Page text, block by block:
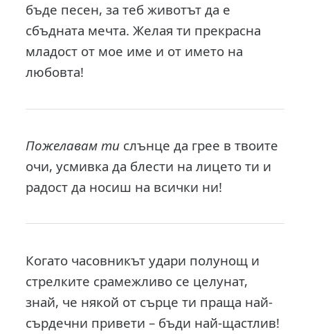
бъде песен, за теб животът да е
сбъдната мечта. Желая ти прекрасна
младост от мое име и от името на
любовта!
Пожелавам ти слънце да грее в твоите
очи, усмивка да блести на лицето ти и
радост да носиш на всички ни!
Когато часовникът удари полунощ и
стрелките срамежливо се целунат,
знай, че някой от сърце ти праща най-
сърдечни привети – бъди най-щастлив!